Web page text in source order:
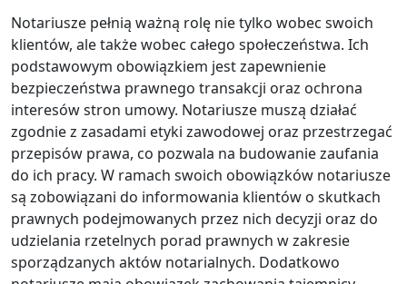
Notariusze pełnią ważną rolę nie tylko wobec swoich
klientów, ale także wobec całego społeczeństwa. Ich
podstawowym obowiązkiem jest zapewnienie
bezpieczeństwa prawnego transakcji oraz ochrona
interesów stron umowy. Notariusze muszą działać
zgodnie z zasadami etyki zawodowej oraz przestrzegać
przepisów prawa, co pozwala na budowanie zaufania
do ich pracy. W ramach swoich obowiązków notariusze
są zobowiązani do informowania klientów o skutkach
prawnych podejmowanych przez nich decyzji oraz do
udzielania rzetelnych porad prawnych w zakresie
sporządzanych aktów notarialnych. Dodatkowo